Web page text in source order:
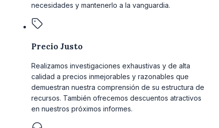
necesidades y mantenerlo a la vanguardia.
Precio Justo
Realizamos investigaciones exhaustivas y de alta
calidad a precios inmejorables y razonables que
demuestran nuestra comprensión de su estructura de
recursos. También ofrecemos descuentos atractivos
en nuestros próximos informes.